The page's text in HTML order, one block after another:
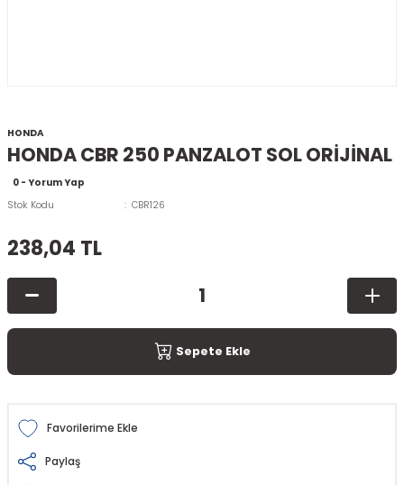
HONDA
HONDA CBR 250 PANZALOT SOL ORİJİNAL
0 - Yorum Yap
Stok Kodu
CBR126
238,04 TL
Sepete Ekle
Paylaş